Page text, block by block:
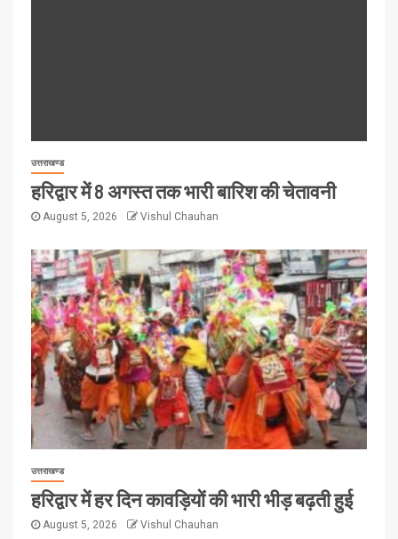
उत्तराखण्ड
हरिद्वार में 8 अगस्त तक भारी बारिश की चेतावनी
August 5, 2026 Vishul Chauhan
उत्तराखण्ड
हरिद्वार में हर दिन कावड़ियों की भारी भीड़ बढ़ती हुई
August 5, 2026 Vishul Chauhan